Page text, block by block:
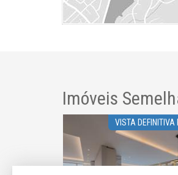
Imóveis
VISTA